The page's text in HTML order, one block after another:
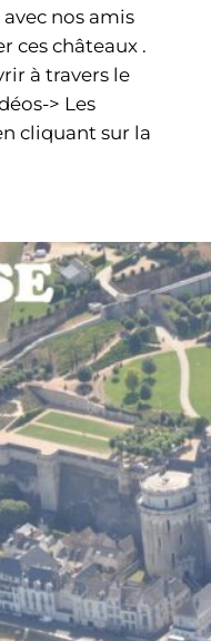
nos amis
ces châteaux .
à travers le
> Les
cliquant sur la